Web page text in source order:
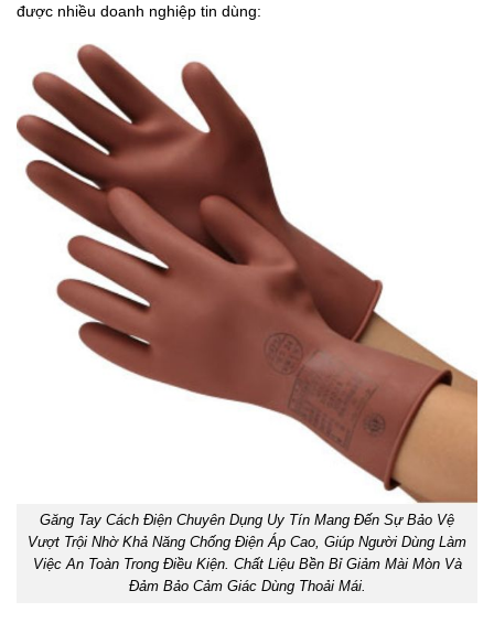
được nhiều doanh nghiệp tin dùng:
Găng Tay Cách Điện Chuyên Dụng Uy Tín Mang Đến Sự Bảo Vệ
Vượt Trội Nhờ Khả Năng Chống Điện Áp Cao, Giúp Người Dùng Làm
Việc An Toàn Trong Điều Kiện. Chất Liệu Bền Bỉ Giảm Mài Mòn Và
Đảm Bảo Cảm Giác Dùng Thoải Mái.